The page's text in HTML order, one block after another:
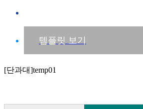
[단과대]temp01